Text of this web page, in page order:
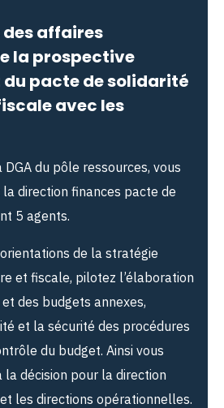
affaires
la prospective
pacte de solidarité
avec les
DGA du pôle ressources, vous
direction finances pacte de
5 agents.
de la stratégie
et fiscale, pilotez l’élaboration
des budgets annexes,
et la sécurité des procédures
du budget. Ainsi vous
décision pour la direction
les directions opérationnelles.